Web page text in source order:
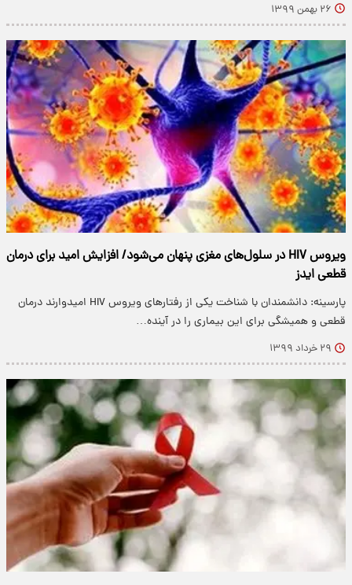
۲۶ بهمن ۱۳۹۹
ویروس HIV در سلول‌های مغزی پنهان می‌شود/ افزایش امید برای درمان
قطعی ایدز
پارسینه: دانشمندان با شناخت یکی از رفتارهای ویروس HIV امیدوارند درمان
قطعی و همیشگی برای این بیماری را در آینده…
۲۹ خرداد ۱۳۹۹